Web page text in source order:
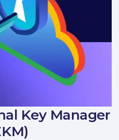
Key Manager